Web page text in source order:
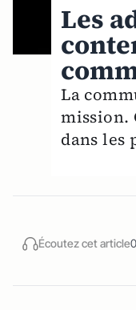
Les
La
mission.
dans les
Écoutez cet article